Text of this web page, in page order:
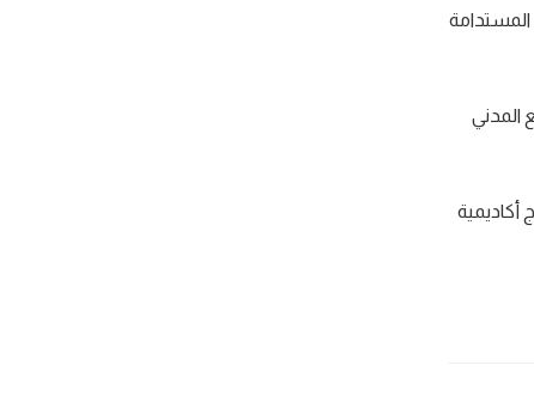
المستدامة
المدني
أكاديمية